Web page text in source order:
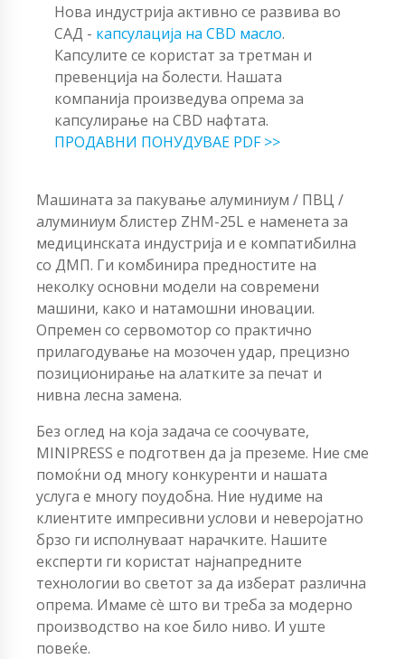
Нова индустрија активно се развива во
САД - капсулација на CBD масло.
Капсулите се користат за третман и
превенција на болести. Нашата
компанија произведува опрема за
капсулирање на CBD нафтата.
ПРОДАВНИ ПОНУДУВАЕ PDF >>
Машината за пакување алуминиум / ПВЦ /
алуминиум блистер ZHM-25L е наменета за
медицинската индустрија и е компатибилна
со ДМП. Ги комбинира предностите на
неколку основни модели на современи
машини, како и натамошни иновации.
Опремен со сервомотор со практично
прилагодување на мозочен удар, прецизно
позиционирање на алатките за печат и
нивна лесна замена.
Без оглед на која задача се соочувате,
MINIPRESS е подготвен да ја преземе. Ние сме
помоќни од многу конкуренти и нашата
услуга е многу поудобна. Ние нудиме на
клиентите импресивни услови и неверојатно
брзо ги исполнуваат нарачките. Нашите
експерти ги користат најнапредните
технологии во светот за да изберат различна
опрема. Имаме сè што ви треба за модерно
производство на кое било ниво. И уште
повеќе.